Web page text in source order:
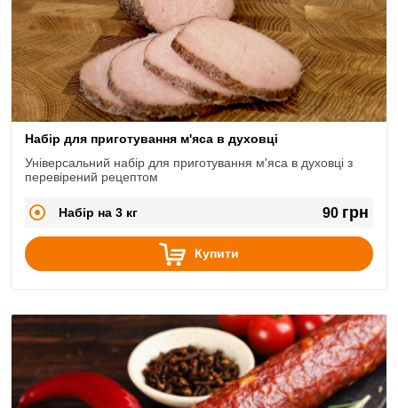
Набір для приготування м'яса в духовці
Універсальний набір для приготування м'яса в духовці з
перевірений рецептом
Набір на 3 кг 90 грн
Купити